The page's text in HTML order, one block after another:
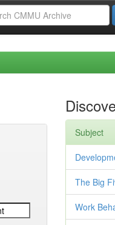
Subject
The Big
Work